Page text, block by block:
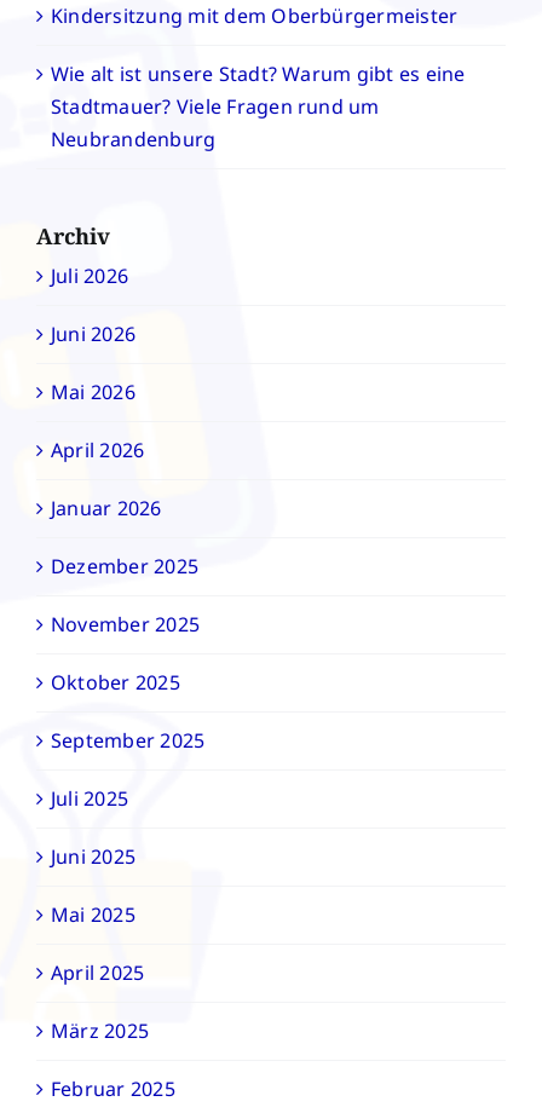
Kindersitzung mit dem Oberbürgermeister
Wie alt ist unsere Stadt? Warum gibt es eine
Stadtmauer? Viele Fragen rund um
Neubrandenburg
Archiv
Juli 2026
Juni 2026
Mai 2026
April 2026
Januar 2026
Dezember 2025
November 2025
Oktober 2025
September 2025
Juli 2025
Juni 2025
Mai 2025
April 2025
März 2025
Februar 2025